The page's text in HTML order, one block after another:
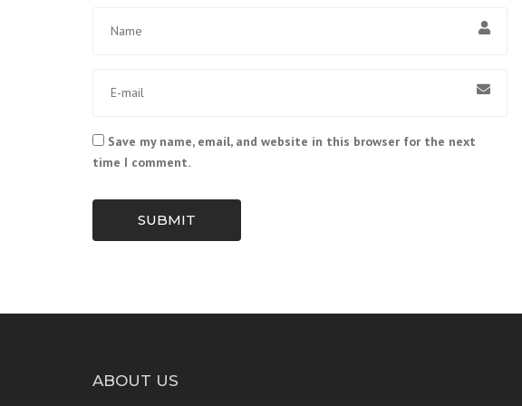
Save my name, email, and website in this browser for the next
time I comment.
SUBMIT
ABOUT US